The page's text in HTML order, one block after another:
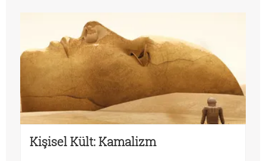
Kişisel Kült: Kamalizm